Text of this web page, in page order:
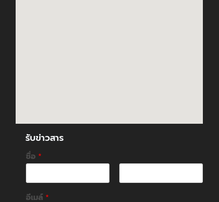
รับข่าวสาร
ชื่อ *
F
i
L
อีเมล์ *